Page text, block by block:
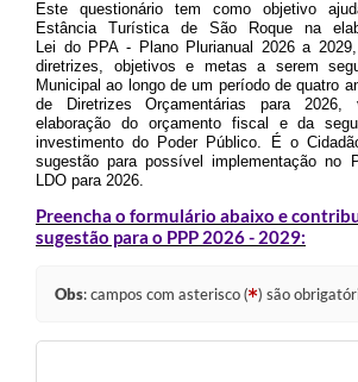
Este questionário tem como objetivo
Estância Turística de São Roque na
Lei do PPA - Plano Plurianual 2026 a
diretrizes, objetivos e metas a serem
Municipal ao longo de um período de quatro
de Diretrizes Orçamentárias para 2026,
elaboração do orçamento fiscal e da
investimento do Poder Público. É o
sugestão para possível implementação no
LDO para 2026.
Preencha o formulário abaixo e
sugestão para o PPP 2026 - 2029:
Obs: campos com asterisco ( ) são